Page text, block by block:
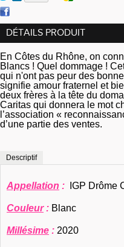
DÉTAILS PRODUIT
En Côtes du Rhône, on
Blancs ! Quel dommage !
qui n'ont pas peur des
signifie amour fraternel et
deux frères à la tête du
Caritas qui donnera le mot
l’association «
d’une partie des ventes.
Descriptif
Appellation : IGP Drôme
Couleur: Blanc
Millésime : 2020